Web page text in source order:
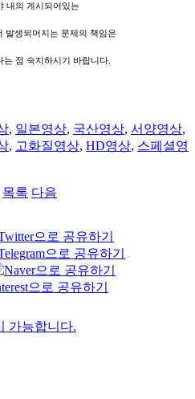
내의 게시되어있는
발생되어지는 문제의 책임은
는 점 숙지하시기 바랍니다.
, 일본영상, 국산영상, 서양영상,
, 고화질영상, HD영상, 스페셜영
목록 다음
가능합니다.